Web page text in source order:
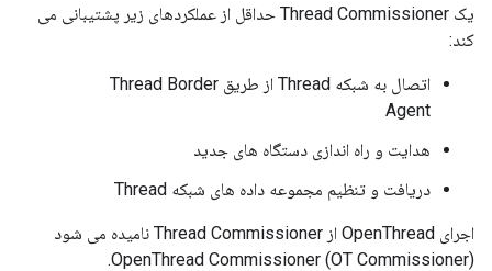
یک Thread Commissioner حداقل از عملکردهای زیر پشتیبانی می
کند:
اتصال به شبکه Thread از طریق Thread Border
Agent
هدایت و راه اندازی دستگاه های جدید
دریافت و تنظیم مجموعه داده های شبکه Thread
اجرای OpenThread از Thread Commissioner نامیده می شود
OpenThread Commissioner (OT Commissioner).